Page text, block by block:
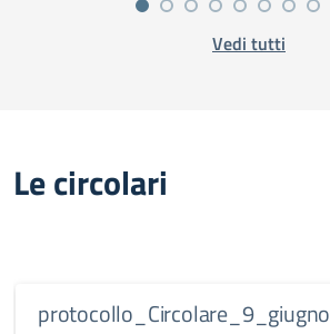
Vedi tutti
Le circolari
protocollo_Circolare_9_giugno